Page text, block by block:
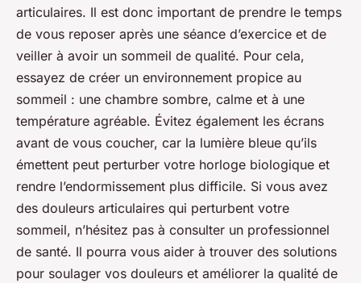
articulaires. Il est donc important de prendre le temps
de vous reposer après une séance d’exercice et de
veiller à avoir un sommeil de qualité. Pour cela,
essayez de créer un environnement propice au
sommeil : une chambre sombre, calme et à une
température agréable. Évitez également les écrans
avant de vous coucher, car la lumière bleue qu’ils
émettent peut perturber votre horloge biologique et
rendre l’endormissement plus difficile. Si vous avez
des douleurs articulaires qui perturbent votre
sommeil, n’hésitez pas à consulter un professionnel
de santé. Il pourra vous aider à trouver des solutions
pour soulager vos douleurs et améliorer la qualité de